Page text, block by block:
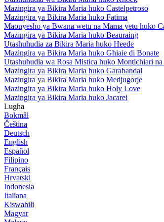
Mazingira ya Bikira Maria huko Castelpetroso
Mazingira ya Bikira Maria huko Fatima
Maonyesho ya Bwana wetu na Mama yetu huko
Mazingira ya Bikira Maria huko Beauraing
Utashuhudia za Bikira Maria huko Heede
Mazingira ya Bikira Maria huko Ghiaie di Bonate
Utashuhudia wa Rosa Mistica huko Montichiari na
Mazingira ya Bikira Maria huko Garabandal
Mazingira ya Bikira Maria huko Medjugorje
Mazingira ya Bikira Maria huko Holy Love
Mazingira ya Bikira Maria huko Jacarei
Lugha
Bokmål
Čeština
Deutsch
English
Español
Filipino
Français
Hrvatski
Indonesia
Italiana
Kiswahili
Magyar